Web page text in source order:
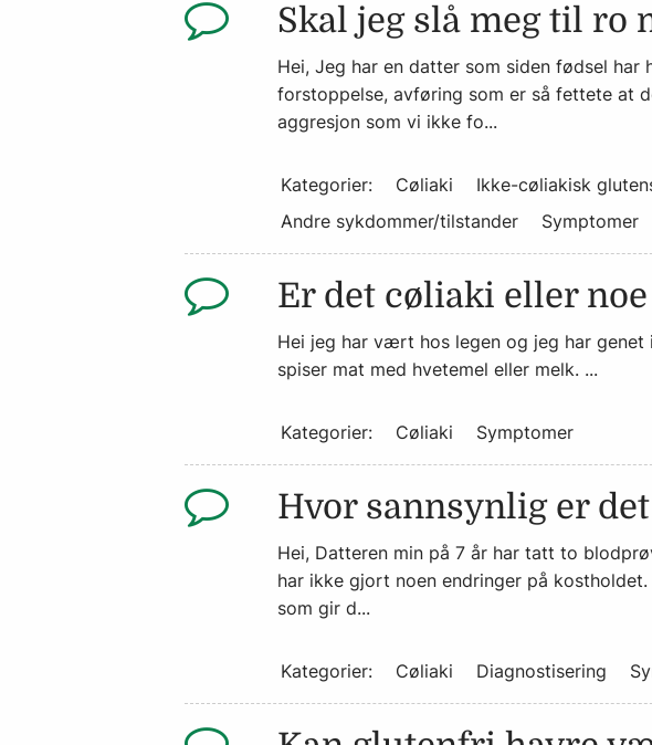
Skal jeg slå meg til ro
Hei, Jeg har en datter som siden fødsel
forstoppelse, avføring som er så fettete at
aggresjon som vi ikke fo...
Kategorier: Cøliaki Ikke-cøliakisk
Andre sykdommer/tilstander
Symptomer
Er det cøliaki eller
Hei jeg har vært hos legen og jeg har
spiser mat med hvetemel eller melk. ...
Kategorier: Cøliaki Symptomer
Hvor sannsynlig er
Hei, Datteren min på 7 år har tatt to
har ikke gjort noen endringer på
som gir d...
Kategorier: Cøliaki Diagnostisering